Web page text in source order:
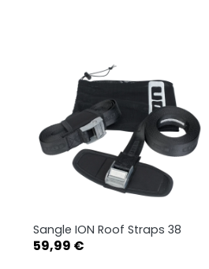
Aperçu rapide
Sangle ION Roof Straps 38
Prix
59,99 €